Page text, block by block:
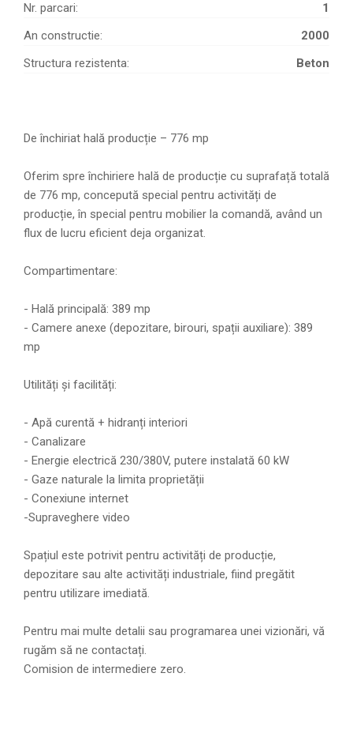
Nr. parcari:
1
An constructie:
2000
Structura rezistenta:
Beton
De închiriat hală producție – 776 mp
Oferim spre închiriere hală de producție cu suprafață totală
de 776 mp, concepută special pentru activități de
producție, în special pentru mobilier la comandă, având un
flux de lucru eficient deja organizat.
Compartimentare:
- Hală principală: 389 mp
- Camere anexe (depozitare, birouri, spații auxiliare): 389
mp
Utilități și facilități:
- Apă curentă + hidranți interiori
- Canalizare
- Energie electrică 230/380V, putere instalată 60 kW
- Gaze naturale la limita proprietății
- Conexiune internet
-Supraveghere video
Spațiul este potrivit pentru activități de producție,
depozitare sau alte activități industriale, fiind pregătit
pentru utilizare imediată.
Pentru mai multe detalii sau programarea unei vizionări, vă
rugăm să ne contactați.
Comision de intermediere zero.